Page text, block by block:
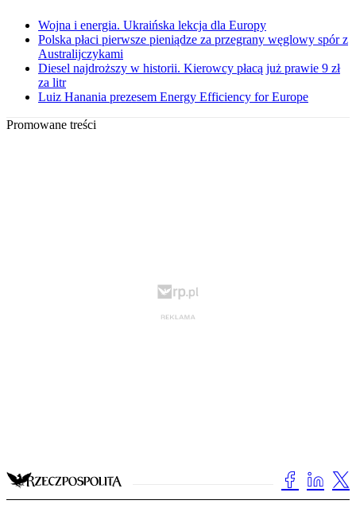
Wojna i energia. Ukraińska lekcja dla Europy
Polska płaci pierwsze pieniądze za przegrany węglowy spór z
Australijczykami
Diesel najdroższy w historii. Kierowcy płacą już prawie 9 zł
za litr
Luiz Hanania prezesem Energy Efficiency for Europe
Promowane treści